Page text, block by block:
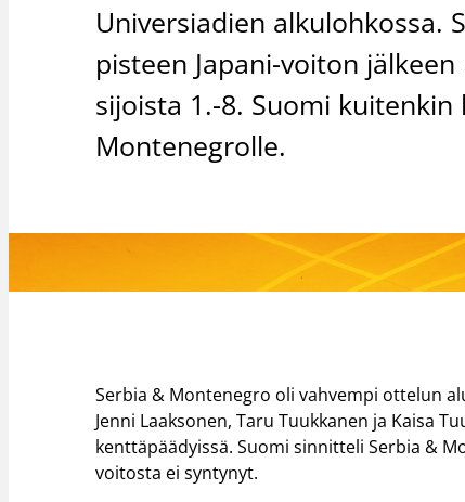
Universiadien alkulohkossa.
pisteen Japani-voiton
sijoista 1.-8. Suomi
Montenegrolle.
Serbia & Montenegro oli vahvempi ottelun
Jenni Laaksonen, Taru Tuukkanen ja Kaisa
kenttäpäädyissä. Suomi sinnitteli Serbia &
voitosta ei syntynyt.